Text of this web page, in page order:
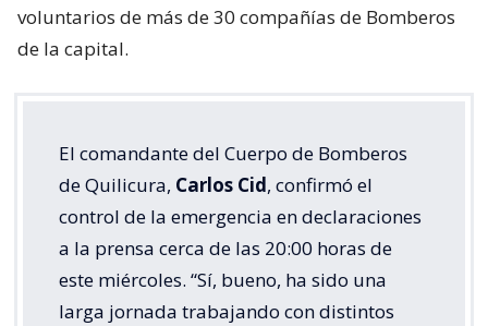
voluntarios de más de 30 compañías de Bomberos
de la capital.
El comandante del Cuerpo de Bomberos
de Quilicura, Carlos Cid, confirmó el
control de la emergencia en declaraciones
a la prensa cerca de las 20:00 horas de
este miércoles. “Sí, bueno, ha sido una
larga jornada trabajando con distintos